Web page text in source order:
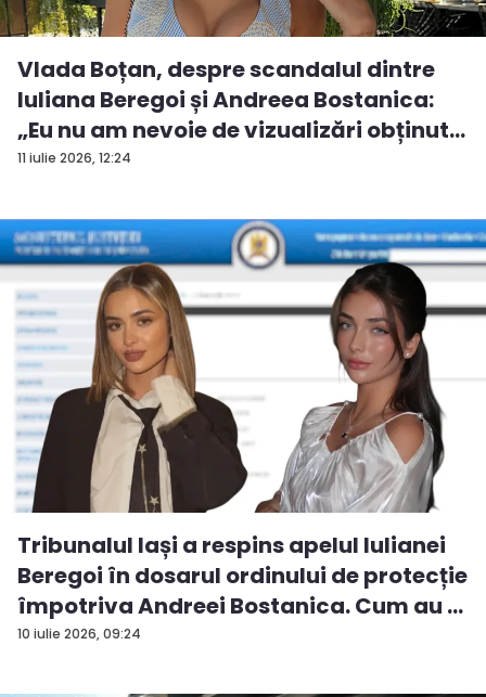
11 iulie 2026, 12:24
Vlada Boțan, despre scandalul dintre
Iuliana Beregoi și Andreea Bostanica:
„Eu nu am nevoie de vizualizări obținut...
10 iulie 2026, 09:24
Tribunalul Iași a respins apelul Iulianei
Beregoi în dosarul ordinului de protecție
împotriva Andreei Bostanica. Cum au ...